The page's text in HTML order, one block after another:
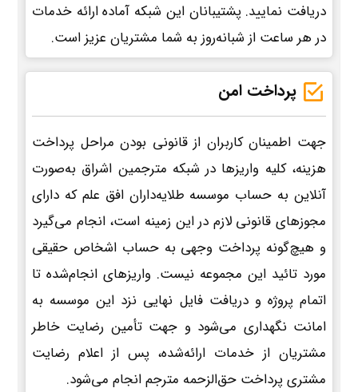
دریافت نمایید. پشتیبانان این شبکه آماده ارائه خدمات
در هر ساعت از شبانه‌روز به شما مشتریان عزیز است.
پرداخت امن
جهت اطمینان کاربران از قانونی بودن مراحل پرداخت
هزینه، کلیه واریزها در شبکه مترجمین اشراق به‌صورت
آنلاین به حساب موسسه طلایه‌داران افق علم که دارای
مجوزهای قانونی لازم در این زمینه است، انجام می‌گیرد
و هیچ‌گونه پرداخت وجهی به حساب اشخاص حقیقی
مورد تائید این مجموعه نیست. واریزهای انجام‌شده تا
اتمام پروژه و دریافت فایل نهایی نزد این موسسه به
امانت نگهداری می‌شود و جهت تأمین رضایت خاطر
مشتریان از خدمات ارائه‌شده، پس از اعلام رضایت
مشتری پرداخت حق‌الزحمه مترجم انجام می‌شود.